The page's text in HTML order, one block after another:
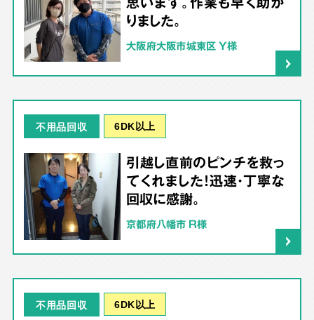
りました。
大阪府大阪市城東区 Y様
不用品回収 6DK以上
引越し直前のピンチを救っ
てくれました！迅速・丁寧な
回収に感謝。
京都府八幡市 R様
不用品回収 6DK以上